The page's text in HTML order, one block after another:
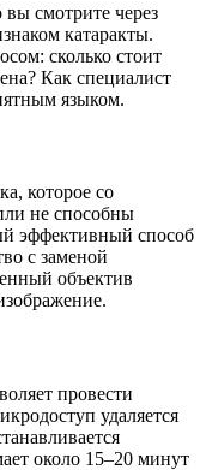
вы смотрите через
катаракты.
сколько стоит
Как специалист
языком.
которое со
не способны
эффективный способ
с заменой
объектив
провести
удаляется
около 15–20 минут